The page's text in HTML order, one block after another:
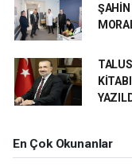
ŞAHİN
En Çok Okunanlar